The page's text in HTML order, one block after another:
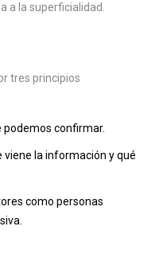
a la superficialidad.
tres principios
podemos confirmar.
viene la información y qué
como personas